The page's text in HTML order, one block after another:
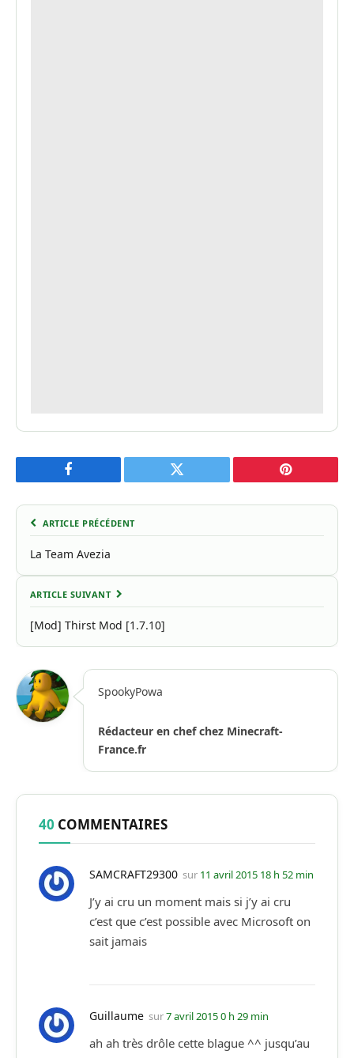
Facebook Twitter Pinterest
ARTICLE PRÉCÉDENT
La Team Avezia
ARTICLE SUIVANT
[Mod] Thirst Mod [1.7.10]
SpookyPowa
Rédacteur en chef chez Minecraft-
France.fr
40 COMMENTAIRES
SAMCRAFT29300 sur 11 avril 2015 18 h 52 min
J’y ai cru un moment mais si j’y ai cru
c’est que c’est possible avec Microsoft on
sait jamais
Guillaume sur7 avril 2015 0 h 29 min
ah ah très drôle cette blague ^^ jusqu’au